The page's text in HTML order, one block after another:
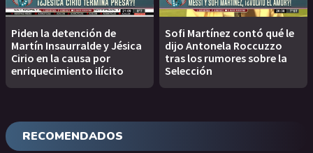
Piden la detención de
Martín Insaurralde y Jésica
Cirio en la causa por
enriquecimiento ilícito
Sofi Martínez contó qué le
dijo Antonela Roccuzzo
tras los rumores sobre la
Selección
RECOMENDADOS